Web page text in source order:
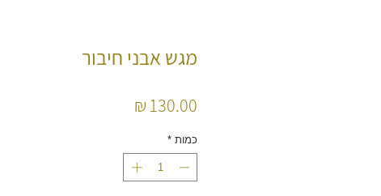
מגש אבני חיבור
כמות *